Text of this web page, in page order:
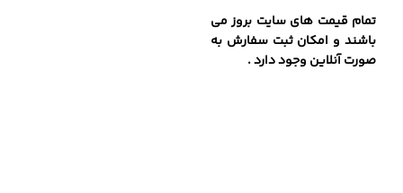
تمام قیمت های سایت بروز می
باشند و امکان ثبت سفارش به
صورت آنلاین وجود دارد .